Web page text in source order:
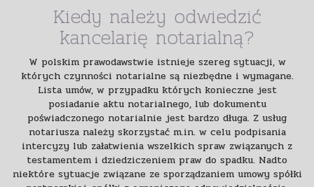
Kiedy należy odwiedzić
kancelarię notarialną?
W polskim prawodawstwie istnieje szereg sytuacji, w
których czynności notarialne są niezbędne i wymagane.
Lista umów, w przypadku których konieczne jest
posiadanie aktu notarialnego, lub dokumentu
poświadczonego notarialnie jest bardzo długa. Z usług
notariusza należy skorzystać m.in. w celu podpisania
intercyzy lub załatwienia wszelkich spraw związanych z
testamentem i dziedziczeniem praw do spadku. Nadto
niektóre sytuacje związane ze sporządzaniem umowy spółki